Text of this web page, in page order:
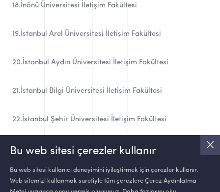
18.İnönü Üniversitesi İletişim Fakültesi
19.İstanbul Arel Üniversitesi İletişim Fakültesi
20.İstanbul Aydın Üniversitesi İletişim Fakültesi
21.İstanbul Bilgi Üniversitesi İletişim Fakültesi
22.İstanbul Şehir Üniversitesi İletişim Fakültesi
23.İstanbul Üniversitesi İletişim Fakültesi
24.Kadir Has Üniversitesi İletişim Fakültesi
Bu web sitesi çerezler kullanır
Bu web sitesi kullanıcı deneyimini iyileştirmek için çerezler kullanır.
Web sitemizi kullanmak suretiyle tüm çerezlere Çerez Aydınlatma